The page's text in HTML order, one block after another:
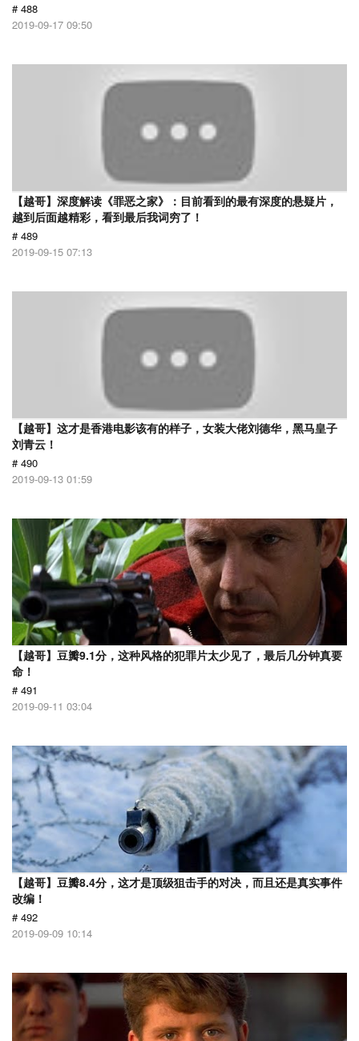
# 488
2019-09-17 09:50
【越哥】深度解读《罪恶之家》：目前看到的最有深度的悬疑片，
越到后面越精彩，看到最后我词穷了！
# 489
2019-09-15 07:13
【越哥】这才是香港电影该有的样子，女装大佬刘德华，黑马皇子
刘青云！
# 490
2019-09-13 01:59
【越哥】豆瓣9.1分，这种风格的犯罪片太少见了，最后几分钟真要
命！
# 491
2019-09-11 03:04
【越哥】豆瓣8.4分，这才是顶级狙击手的对决，而且还是真实事件
改编！
# 492
2019-09-09 10:14